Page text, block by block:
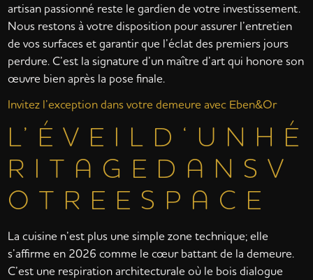
artisan passionné reste le gardien de votre investissement.
Nous restons à votre disposition pour assurer l’entretien
de vos surfaces et garantir que l’éclat des premiers jours
perdure. C’est la signature d’un maître d’art qui honore son
œuvre bien après la pose finale.
Invitez l’exception dans votre demeure avec Eben&Or
L’ É V E I L D ‘ U N H É
R I T A G E D A N S V
O T R E E S P A C E
La cuisine n’est plus une simple zone technique; elle
s’affirme en 2026 comme le cœur battant de la demeure.
C’est une respiration architecturale où le bois dialogue